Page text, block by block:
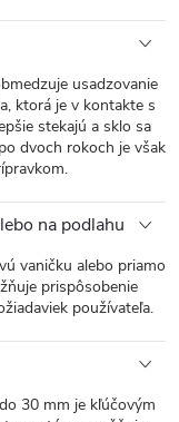
usadzovanie
ktorá je v kontakte s
stekajú a sklo sa
dvoch rokoch je však
na podlahu
vaničku alebo priamo
prispôsobenie
používateľa.
30 mm je kľúčovým